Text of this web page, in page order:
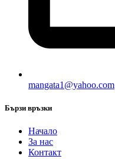
mangata1@yahoo.com
Бързи връзки
Начало
За нас
Контакт